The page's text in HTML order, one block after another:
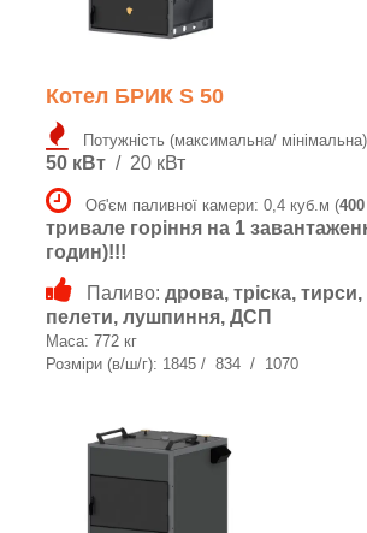
Котел БРИК S 50
Потужність (максимальна/
50 кВт / 20 кВт
Об'єм паливної камери: 0,4 куб.м (
тривале горіння на 1
годин)!!!
Паливо: дрова, тріска,
пелети, лушпиння, ДСП
Маса: 772 кг
Розміри (в/ш/г): 1845 / 834 / 1070